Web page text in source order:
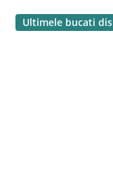
Ultimele bucati